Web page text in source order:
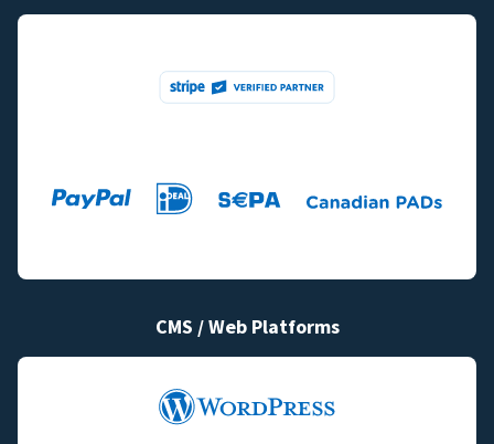
CMS / Web Platforms